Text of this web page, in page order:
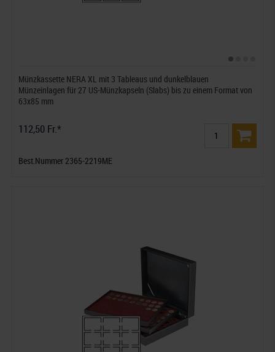
Münzkassette NERA XL mit 3 Tableaus und dunkelblauen
Münzeinlagen für 27 US-Münzkapseln (Slabs) bis zu einem Format von
63x85 mm
112,50 Fr.*
Best.Nummer 2365-2219ME